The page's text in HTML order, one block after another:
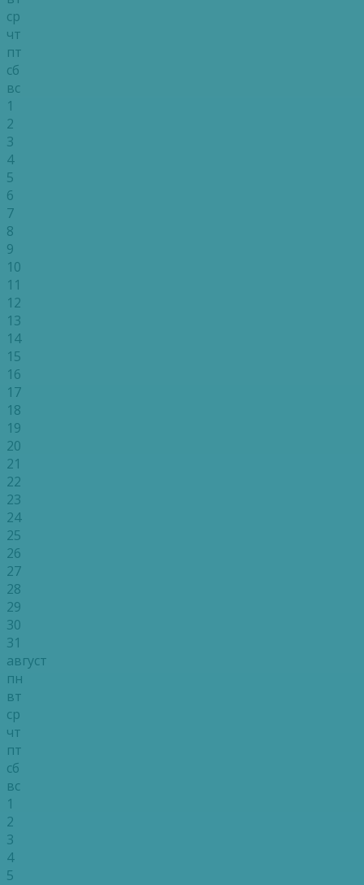
ср
чт
пт
сб
вс
1
2
3
4
5
6
7
8
9
10
11
12
13
14
15
16
17
18
19
20
21
22
23
24
25
26
27
28
29
30
31
август
пн
вт
ср
чт
пт
сб
вс
1
2
3
4
5